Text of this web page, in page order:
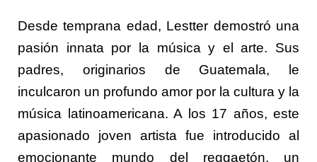
Desde temprana edad, Lestter demostró una
pasión innata por la música y el arte. Sus
padres, originarios de Guatemala, le
inculcaron un profundo amor por la cultura y la
música latinoamericana. A los 17 años, este
apasionado joven artista fue introducido al
emocionante mundo del reggaetón, un